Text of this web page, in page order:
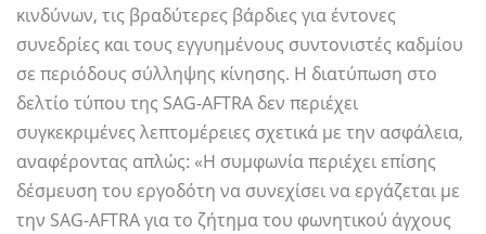
κινδύνων, τις βραδύτερες βάρδιες για έντονες
συνεδρίες και τους εγγυημένους συντονιστές καδμίου
σε περιόδους σύλληψης κίνησης. Η διατύπωση στο
δελτίο τύπου της SAG-AFTRA δεν περιέχει
συγκεκριμένες λεπτομέρειες σχετικά με την ασφάλεια,
αναφέροντας απλώς: «Η συμφωνία περιέχει επίσης
δέσμευση του εργοδότη να συνεχίσει να εργάζεται με
την SAG-AFTRA για το ζήτημα του φωνητικού άγχους